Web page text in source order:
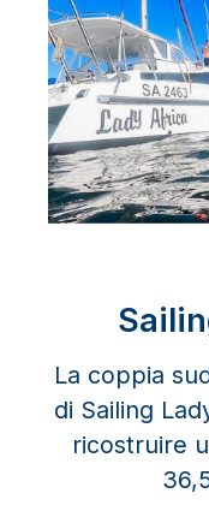
La coppia
di Sailing
ricostruire